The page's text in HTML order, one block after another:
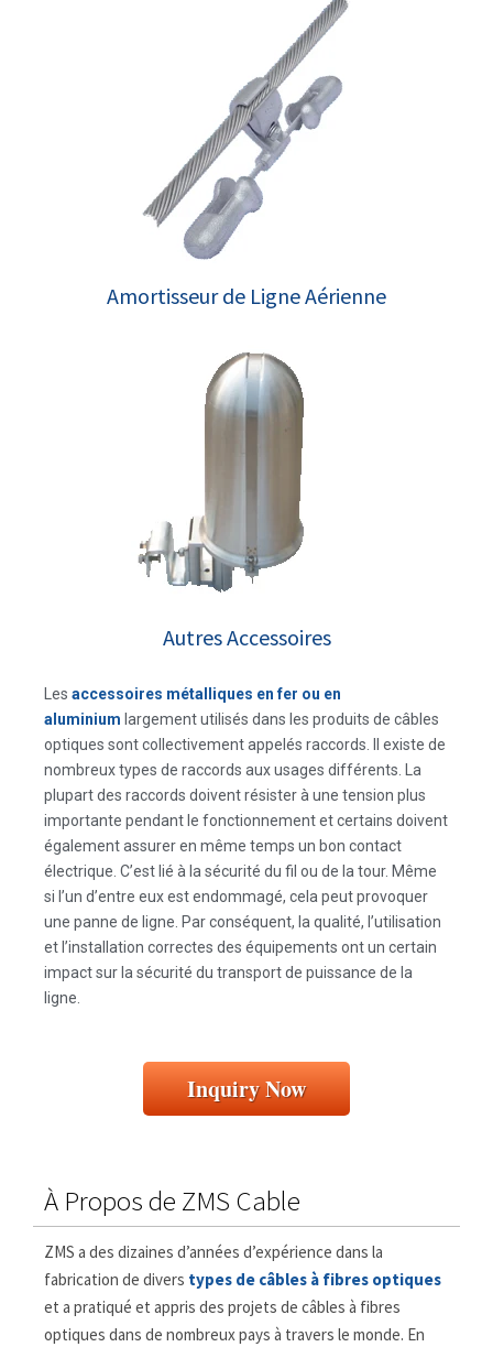
Amortisseur de Ligne Aérienne
Autres Accessoires
Les accessoires métalliques en fer ou en
aluminium largement utilisés dans les produits de câbles
optiques sont collectivement appelés raccords. Il existe de
nombreux types de raccords aux usages différents. La
plupart des raccords doivent résister à une tension plus
importante pendant le fonctionnement et certains doivent
également assurer en même temps un bon contact
électrique. C’est lié à la sécurité du fil ou de la tour. Même
si l’un d’entre eux est endommagé, cela peut provoquer
une panne de ligne. Par conséquent, la qualité, l’utilisation
et l’installation correctes des équipements ont un certain
impact sur la sécurité du transport de puissance de la
ligne.
Inquiry Now
À Propos de ZMS Cable
ZMS a des dizaines d’années d’expérience dans la
fabrication de divers types de câbles à fibres optiques
et a pratiqué et appris des projets de câbles à fibres
optiques dans de nombreux pays à travers le monde. En